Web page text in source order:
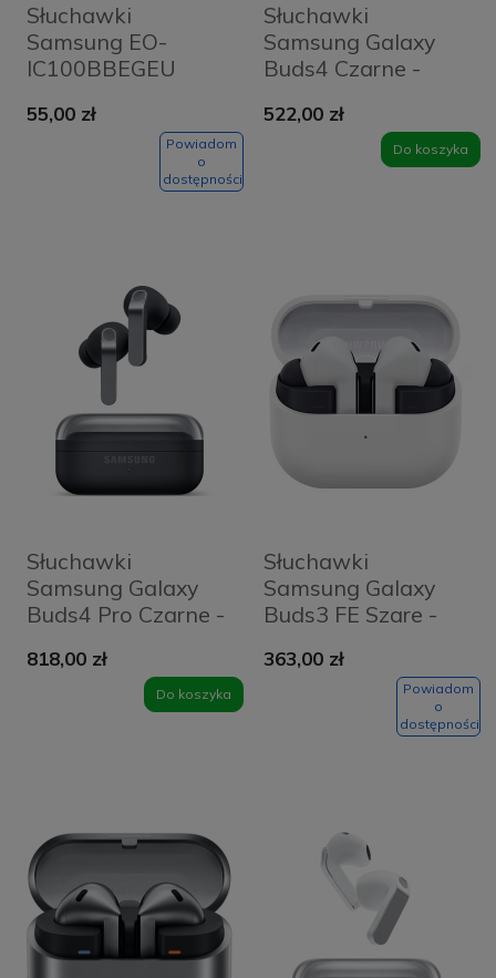
Słuchawki
Samsung EO-
IC100BBEGEU
55,00 zł
Powiadom
o
dostępności
Słuchawki
Samsung Galaxy
Buds4 Czarne -
522,00 zł
Do koszyka
Słuchawki
Samsung Galaxy
Buds4 Pro Czarne -
818,00 zł
Do koszyka
Słuchawki
Samsung Galaxy
Buds3 FE Szare -
363,00 zł
Powiadom
o
dostępności